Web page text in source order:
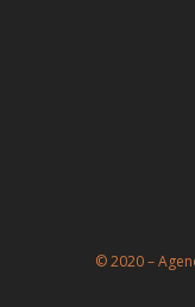
© 2020 –